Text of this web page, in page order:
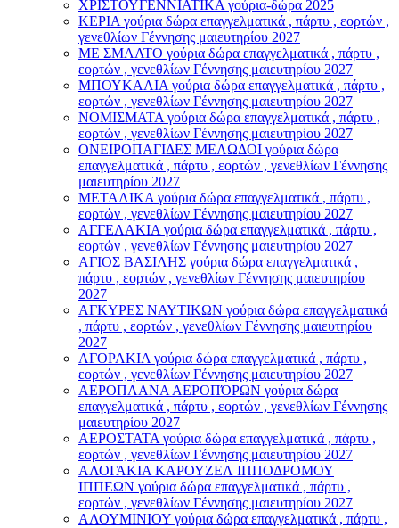
ΧΡΙΣΤΟΥΓΕΝΝΙΑΤΙΚΑ γούρια-δώρα 2025
ΚΕΡΙΑ γούρια δώρα επαγγελματικά , πάρτυ , εορτών ,
γενεθλίων Γέννησης μαιευτηρίου 2027
ΜΕ ΣΜΑΛΤΟ γούρια δώρα επαγγελματικά , πάρτυ ,
εορτών , γενεθλίων Γέννησης μαιευτηρίου 2027
ΜΠΟΥΚΑΛΙΑ γούρια δώρα επαγγελματικά , πάρτυ ,
εορτών , γενεθλίων Γέννησης μαιευτηρίου 2027
ΝΟΜΙΣΜΑΤΑ γούρια δώρα επαγγελματικά , πάρτυ ,
εορτών , γενεθλίων Γέννησης μαιευτηρίου 2027
ΟΝΕΙΡΟΠΑΓΙΔΕΣ ΜΕΛΩΔΟΙ γούρια δώρα
επαγγελματικά , πάρτυ , εορτών , γενεθλίων Γέννησης
μαιευτηρίου 2027
ΜΕΤΑΛΙΚΑ γούρια δώρα επαγγελματικά , πάρτυ ,
εορτών , γενεθλίων Γέννησης μαιευτηρίου 2027
ΑΓΓΕΛΑΚΙΑ γούρια δώρα επαγγελματικά , πάρτυ ,
εορτών , γενεθλίων Γέννησης μαιευτηρίου 2027
ΑΓΙΟΣ ΒΑΣΙΛΗΣ γούρια δώρα επαγγελματικά ,
πάρτυ , εορτών , γενεθλίων Γέννησης μαιευτηρίου
2027
ΑΓΚΥΡΕΣ ΝΑΥΤΙΚΩΝ γούρια δώρα επαγγελματικά
, πάρτυ , εορτών , γενεθλίων Γέννησης μαιευτηρίου
2027
ΑΓΟΡΑΚΙΑ γούρια δώρα επαγγελματικά , πάρτυ ,
εορτών , γενεθλίων Γέννησης μαιευτηρίου 2027
ΑΕΡΟΠΛΑΝΑ ΑΕΡΟΠΌΡΩΝ γούρια δώρα
επαγγελματικά , πάρτυ , εορτών , γενεθλίων Γέννησης
μαιευτηρίου 2027
ΑΕΡΟΣΤΑΤΑ γούρια δώρα επαγγελματικά , πάρτυ ,
εορτών , γενεθλίων Γέννησης μαιευτηρίου 2027
ΑΛΟΓΑΚΙΑ ΚΑΡΟΥΖΕΛ ΙΠΠΟΔΡΟΜΟΥ
ΙΠΠΕΩΝ γούρια δώρα επαγγελματικά , πάρτυ ,
εορτών , γενεθλίων Γέννησης μαιευτηρίου 2027
ΑΛΟΥΜΙΝΙΟΥ γούρια δώρα επαγγελματικά , πάρτυ ,